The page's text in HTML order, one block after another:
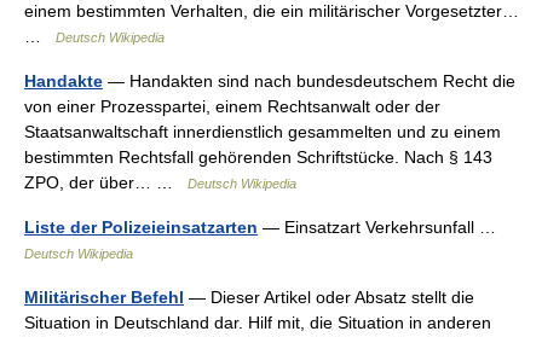
einem bestimmten Verhalten, die ein militärischer Vorgesetzter…
Deutsch Wikipedia
Handakte — Handakten sind nach bundesdeutschem Recht die
von einer Prozesspartei, einem Rechtsanwalt oder der
Staatsanwaltschaft innerdienstlich gesammelten und zu einem
bestimmten Rechtsfall gehörenden Schriftstücke. Nach § 143
ZPO, der über… …
Deutsch Wikipedia
Liste der Polizeieinsatzarten — Einsatzart Verkehrsunfall …
Deutsch Wikipedia
Militärischer Befehl — Dieser Artikel oder Absatz stellt die
Situation in Deutschland dar. Hilf mit, die Situation in anderen